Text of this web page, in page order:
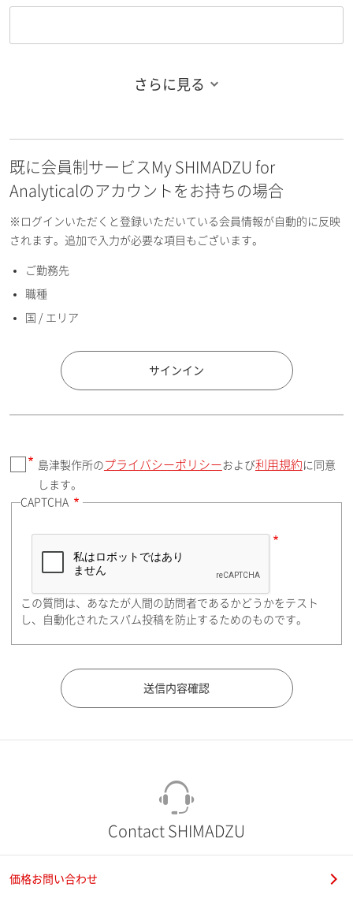
お名前フリガナ（名）
E-mailアドレス（半角英数）
国 / エリア
郵便番号（勤務先）
住所検索
都道府県（勤務先）
さらに見る
既に会員制サービスMy SHIMADZU for
Analyticalのアカウントをお持ちの場合
※ログインいただくと登録いただいている会員情報が自動的に反映
されます。追加で入力が必要な項目もございます。
ご勤務先
職種
国 / エリア
サインイン
島津製作所の プライバシーポリシー および利用規約 に同意
します。
CAPTCHA
この質問は、あなたが人間の訪問者であるかどうかをテスト
し、自動化されたスパム投稿を防止するためのものです。
Contact SHIMADZU
価格お問い合わせ